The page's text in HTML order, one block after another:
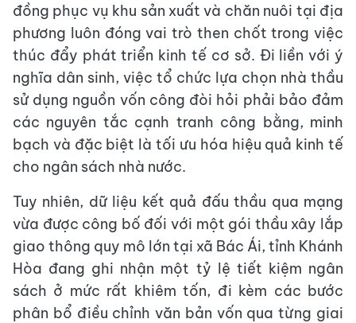
đồng phục vụ khu sản xuất và chăn nuôi tại địa
phương luôn đóng vai trò then chốt trong việc
thúc đẩy phát triển kinh tế cơ sở. Đi liền với ý
nghĩa dân sinh, việc tổ chức lựa chọn nhà thầu
sử dụng nguồn vốn công đòi hỏi phải bảo đảm
các nguyên tắc cạnh tranh công bằng, minh
bạch và đặc biệt là tối ưu hóa hiệu quả kinh tế
cho ngân sách nhà nước.
Tuy nhiên, dữ liệu kết quả đấu thầu qua mạng
vừa được công bố đối với một gói thầu xây lắp
giao thông quy mô lớn tại xã Bác Ái, tỉnh Khánh
Hòa đang ghi nhận một tỷ lệ tiết kiệm ngân
sách ở mức rất khiêm tốn, đi kèm các bước
phân bổ điều chỉnh văn bản vốn qua từng giai